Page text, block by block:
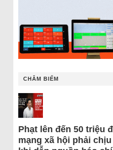
CHÂM BIẾM
Phạt lên đến 50 triệu
mạng xã hội phải